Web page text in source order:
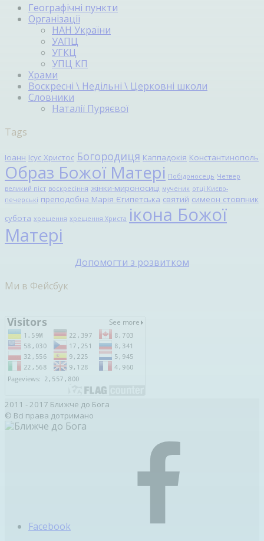
Географічні пункти
Організації
НАН України
УАПЦ
УГКЦ
УПЦ КП
Храми
Воскресні \ Недільні \ Церковні школи
Словники
Наталії Пуряєвої
Tags
Іоанн Ісус Христос Богородиця Каппадокія Константинополь
Образ Божої Матері Побідоносець Четвер
великий піст воскресіння жінки-мироносиці мученик отці Києво-
печерські преподобна Марія Єгипетська святий симеон стовпник
субота хрещення хрещення Христа ікона Божої
Матері
Допомогти з розвитком
Ми в Фейсбук
2011 - 2017 Ближче до Бога
© Всі права дотримано
Facebook